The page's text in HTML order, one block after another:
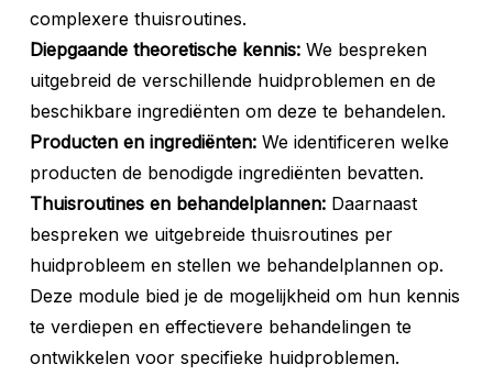
complexere thuisroutines.
Diepgaande theoretische kennis:We bespreken
uitgebreid de verschillende huidproblemen en de
beschikbare ingrediënten om deze te behandelen.
Producten en ingrediënten:We identificeren welke
producten de benodigde ingrediënten bevatten.
Thuisroutines en behandelplannen:Daarnaast
bespreken we uitgebreide thuisroutines per
huidprobleem en stellen we behandelplannen op.
Deze module bied je de mogelijkheid om hun kennis
te verdiepen en effectievere behandelingen te
ontwikkelen voor specifieke huidproblemen.